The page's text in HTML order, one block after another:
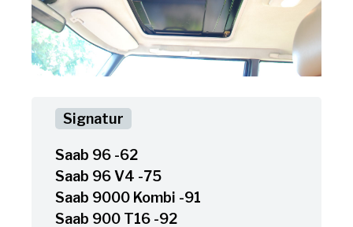
Saab 96 -62
Saab 96 V4 -75
Saab 9000 Kombi -91
Saab 900 T16 -92